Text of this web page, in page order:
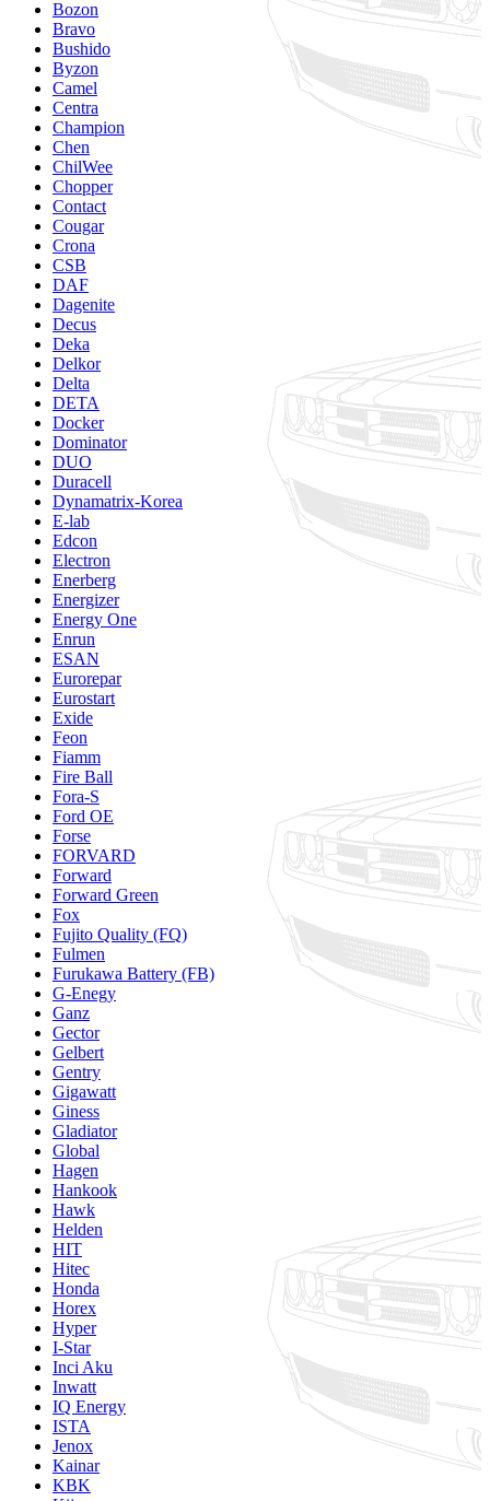
Bozon
Bravo
Bushido
Byzon
Camel
Centra
Champion
Chen
ChilWee
Chopper
Contact
Cougar
Crona
CSB
DAF
Dagenite
Decus
Deka
Delkor
Delta
DETA
Docker
Dominator
DUO
Duracell
Dynamatrix-Korea
E-lab
Edcon
Electron
Enerberg
Energizer
Energy One
Enrun
ESAN
Eurorepar
Eurostart
Exide
Feon
Fiamm
Fire Ball
Fora-S
Ford OE
Forse
FORVARD
Forward
Forward Green
Fox
Fujito Quality (FQ)
Fulmen
Furukawa Battery (FB)
G-Enegy
Ganz
Gector
Gelbert
Gentry
Gigawatt
Giness
Gladiator
Global
Hagen
Hankook
Hawk
Helden
HIT
Hitec
Honda
Horex
Hyper
I-Star
Inci Aku
Inwatt
IQ Energy
ISTA
Jenox
Kainar
KBK